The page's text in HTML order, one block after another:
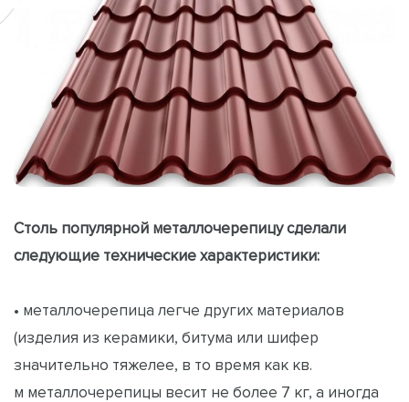
Столь популярной металлочерепицу сделали
следующие технические характеристики:
• металлочерепица легче других материалов
(изделия из керамики, битума или шифер
значительно тяжелее, в то время как кв.
м металлочерепицы весит не более 7 кг, а иногда